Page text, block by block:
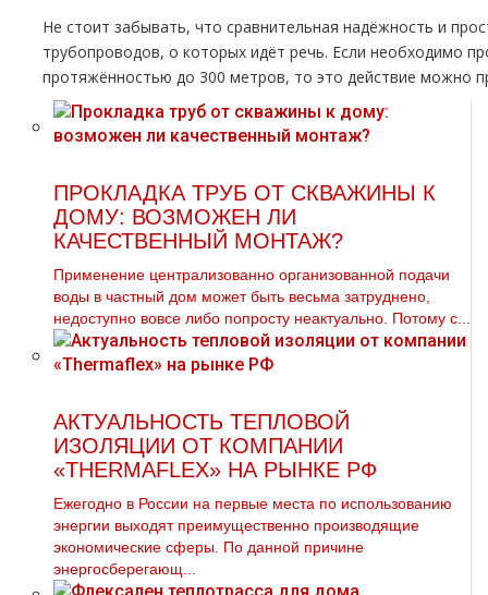
Не стоит забывать, что сравнительная надёжность и
тpубопроводов, о которых идёт речь. Если необходимо
протяжённостью до 300 метров, то это действие можно
ПРОКЛАДКА ТРУБ ОТ СКВАЖИНЫ К
ДОМУ: ВОЗМОЖЕН ЛИ
КАЧЕСТВЕННЫЙ МОНТАЖ?
Применение централизованно организованной подачи
воды в частный дом может быть весьма затруднено,
недоступно вовсе либо попросту неактуально. Потому с...
АКТУАЛЬНОСТЬ ТЕПЛОВОЙ
ИЗОЛЯЦИИ ОТ КОМПАНИИ
«THERMAFLEX» НА РЫНКЕ РФ
Ежегодно в России на первые места по использованию
энергии выходят преимущественно производящие
экономические сферы. По данной причине
энергосберегающ...